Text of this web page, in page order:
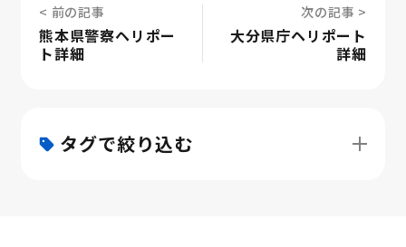
熊本県警察ヘリポー
ト詳細
大分県庁ヘリポート
詳細
タグで絞り込む